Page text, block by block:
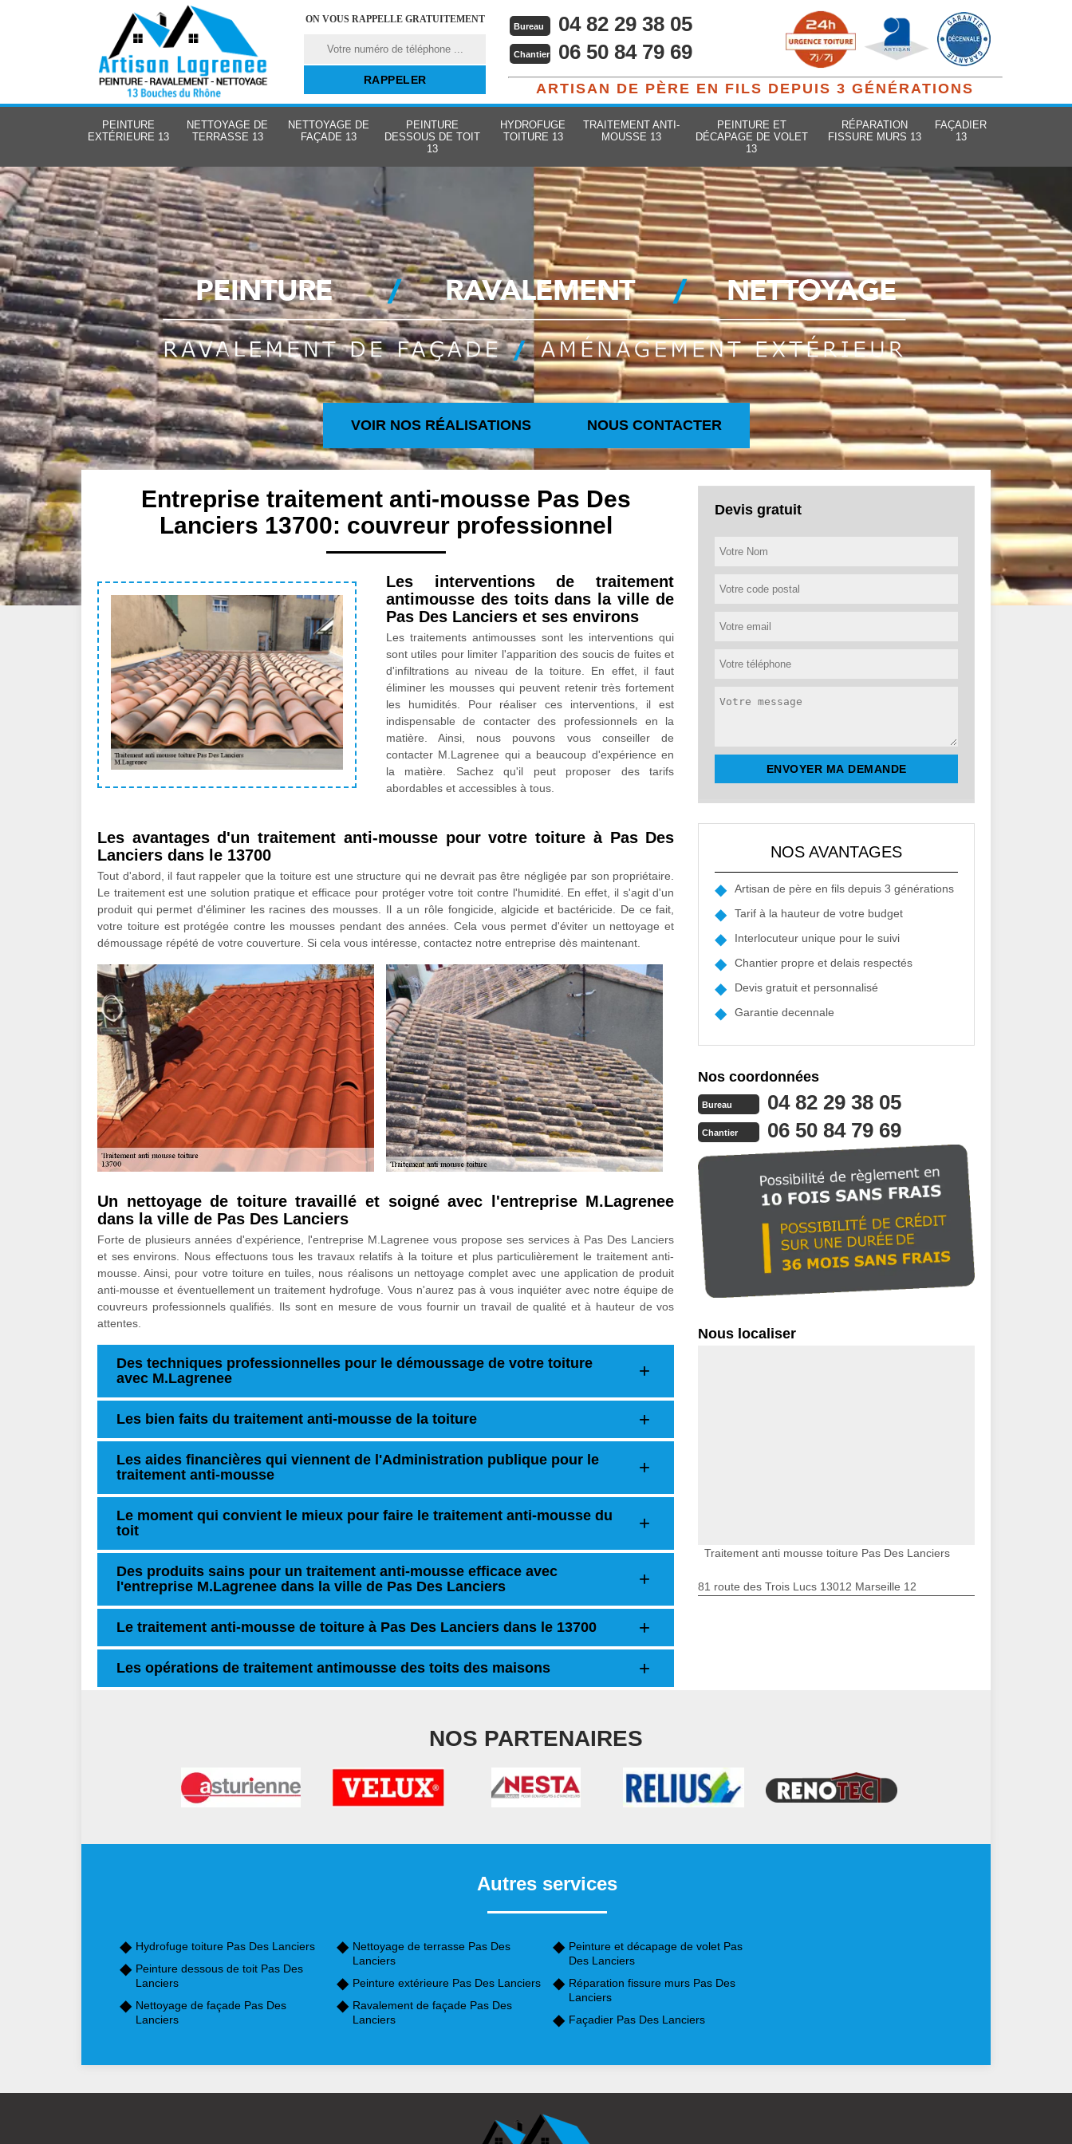
ON VOUS RAPPELLE GRATUITEMENT
Bureau 04 82 29 38 05
Chantier 06 50 84 79 69
ARTISAN DE PÈRE EN FILS DEPUIS 3 GÉNÉRATIONS
PEINTURE
EXTÉRIEURE 13
NETTOYAGE DE
TERRASSE 13
NETTOYAGE DE
FAÇADE 13
PEINTURE
DESSOUS DE TOIT
13
HYDROFUGE
TOITURE 13
TRAITEMENT ANTI-
MOUSSE 13
PEINTURE ET
DÉCAPAGE DE VOLET
13
RÉPARATION
FISSURE MURS 13
FAÇADIER
13
VOIR NOS RÉALISATIONS NOUS CONTACTER
Entreprise traitement anti-mousse Pas Des
Lanciers 13700: couvreur professionnel
Les interventions de traitement
antimousse des toits dans la ville de
Pas Des Lanciers et ses environs
Les traitements antimousses sont les interventions qui
sont utiles pour limiter l'apparition des soucis de fuites et
d'infiltrations au niveau de la toiture. En effet, il faut
éliminer les mousses qui peuvent retenir très fortement
les humidités. Pour réaliser ces interventions, il est
indispensable de contacter des professionnels en la
matière. Ainsi, nous pouvons vous conseiller de
contacter M.Lagrenee qui a beaucoup d'expérience en
la matière. Sachez qu'il peut proposer des tarifs
abordables et accessibles à tous.
Les avantages d'un traitement anti-mousse pour votre toiture à Pas Des
Lanciers dans le 13700
Tout d'abord, il faut rappeler que la toiture est une structure qui ne devrait pas être négligée par son propriétaire.
Le traitement est une solution pratique et efficace pour protéger votre toit contre l'humidité. En effet, il s'agit d'un
produit qui permet d'éliminer les racines des mousses. Il a un rôle fongicide, algicide et bactéricide. De ce fait,
votre toiture est protégée contre les mousses pendant des années. Cela vous permet d'éviter un nettoyage et
démoussage répété de votre couverture. Si cela vous intéresse, contactez notre entreprise dès maintenant.
Un nettoyage de toiture travaillé et soigné avec l'entreprise M.Lagrenee
dans la ville de Pas Des Lanciers
Forte de plusieurs années d'expérience, l'entreprise M.Lagrenee vous propose ses services à Pas Des Lanciers
et ses environs. Nous effectuons tous les travaux relatifs à la toiture et plus particulièrement le traitement anti-
mousse. Ainsi, pour votre toiture en tuiles, nous réalisons un nettoyage complet avec une application de produit
anti-mousse et éventuellement un traitement hydrofuge. Vous n'aurez pas à vous inquiéter avec notre équipe de
couvreurs professionnels qualifiés. Ils sont en mesure de vous fournir un travail de qualité et à hauteur de vos
attentes.
Des techniques professionnelles pour le démoussage de votre toiture
avec M.Lagrenee
Les bien faits du traitement anti-mousse de la toiture
Les aides financières qui viennent de l'Administration publique pour le
traitement anti-mousse
Le moment qui convient le mieux pour faire le traitement anti-mousse du
toit
Des produits sains pour un traitement anti-mousse efficace avec
l'entreprise M.Lagrenee dans la ville de Pas Des Lanciers
Le traitement anti-mousse de toiture à Pas Des Lanciers dans le 13700
Les opérations de traitement antimousse des toits des maisons
Devis gratuit
NOS AVANTAGES
Artisan de père en fils depuis 3 générations
Tarif à la hauteur de votre budget
Interlocuteur unique pour le suivi
Chantier propre et delais respectés
Devis gratuit et personnalisé
Garantie decennale
Nos coordonnées
Bureau 04 82 29 38 05
Chantier 06 50 84 79 69
Nous localiser
Traitement anti mousse toiture Pas Des Lanciers
81 route des Trois Lucs 13012 Marseille 12
NOS PARTENAIRES
Autres services
Hydrofuge toiture Pas Des Lanciers
Peinture dessous de toit Pas Des
Lanciers
Nettoyage de façade Pas Des
Lanciers
Nettoyage de terrasse Pas Des
Lanciers
Peinture extérieure Pas Des Lanciers
Ravalement de façade Pas Des
Lanciers
Peinture et décapage de volet Pas
Des Lanciers
Réparation fissure murs Pas Des
Lanciers
Façadier Pas Des Lanciers